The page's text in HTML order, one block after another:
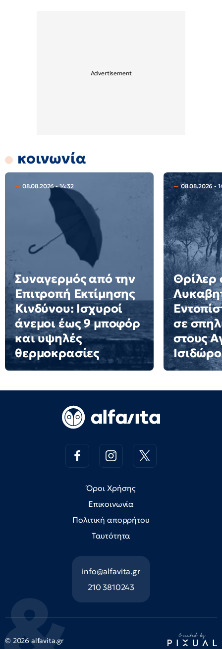
κοινωνία
08.08.2026 - 14:32
Συναγερμός από την
Επιτροπή Εκτίμησης
Κινδύνου: Ισχυροί
άνεμοι έως 9 μποφόρ
και υψηλές
θερμοκρασίες
08.08.2026 -
Θρίλερ
σε
στους
Όροι Χρήσης
Επικοινωνία
Πολιτική απορρήτου
Ταυτότητα
info@alfavita.gr
210 3810243
© 2026 alfavita.gr